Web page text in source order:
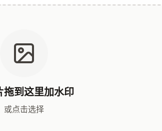
拖到这里加水印
或点击选择